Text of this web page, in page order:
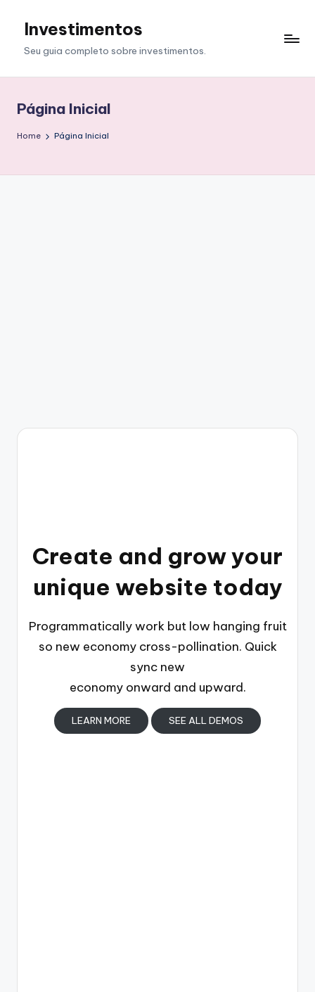
Investimentos
Seu guia completo sobre investimentos.
Página Inicial
Home Página Inicial
Create and grow your
unique website today
Programmatically work but low hanging fruit
so new economy cross-pollination. Quick
sync new
economy onward and upward.
LEARN MORE SEE ALL DEMOS